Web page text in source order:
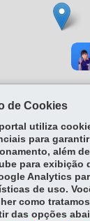
contributors | ©
de Cookies
utiliza
para
além
para exibição
Analytics
de uso.
como
das opções